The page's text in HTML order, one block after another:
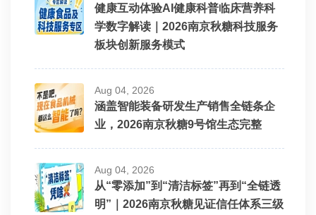
健康互动体验AI健康科普临床营养科
学数字解读｜2026南京秋糖科技服务
板块创新服务模式
Aug 04, 2026
涵盖智能装备研发生产销售全链条企
业，2026南京秋糖9号馆生态完整
Aug 04, 2026
从“零添加”到“清洁标签”再到“全链透
明”｜2026南京秋糖见证信任体系三级